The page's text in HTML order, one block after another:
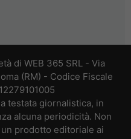
di WEB 365 SRL - Via
(RM) - Codice Fiscale
testata giornalistica, in
alcuna periodicità. Non
prodotto editoriale ai